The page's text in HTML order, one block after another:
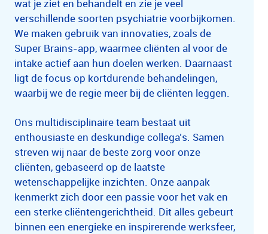
wat je ziet en behandelt en zie je veel
verschillende soorten psychiatrie voorbijkomen.
We maken gebruik van innovaties, zoals de
Super Brains-app, waarmee cliënten al voor de
intake actief aan hun doelen werken. Daarnaast
ligt de focus op kortdurende behandelingen,
waarbij we de regie meer bij de cliënten leggen.
Ons multidisciplinaire team bestaat uit
enthousiaste en deskundige collega’s. Samen
streven wij naar de beste zorg voor onze
cliënten, gebaseerd op de laatste
wetenschappelijke inzichten. Onze aanpak
kenmerkt zich door een passie voor het vak en
een sterke cliëntengerichtheid. Dit alles gebeurt
binnen een energieke en inspirerende werksfeer,